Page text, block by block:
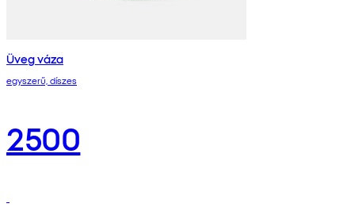
Üveg váza
egyszerű, díszes
2500